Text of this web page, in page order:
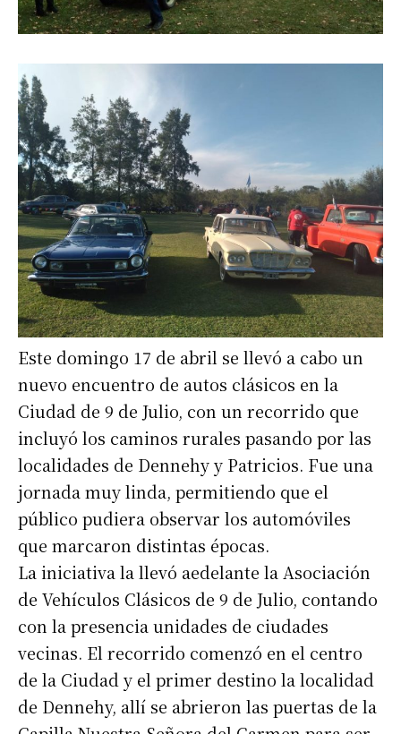
Este domingo 17 de abril se llevó a cabo un
nuevo encuentro de autos clásicos en la
Ciudad de 9 de Julio, con un recorrido que
incluyó los caminos rurales pasando por las
localidades de Dennehy y Patricios. Fue una
jornada muy linda, permitiendo que el
público pudiera observar los automóviles
que marcaron distintas épocas.
La iniciativa la llevó aedelante la Asociación
de Vehículos Clásicos de 9 de Julio, contando
con la presencia unidades de ciudades
vecinas. El recorrido comenzó en el centro
de la Ciudad y el primer destino la localidad
de Dennehy, allí se abrieron las puertas de la